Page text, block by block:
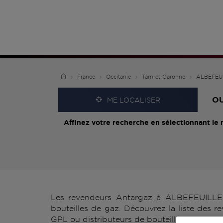
France Occitanie Tarn-et-Garonne
ME LOCALISER
Affinez votre recherche en sélectionnant le
Les revendeurs Antargaz à
bouteilles de gaz. Découvrez la liste des
GPL ou distributeurs de bouteilles de gaz.